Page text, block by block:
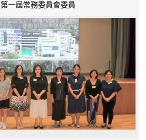
第一屆常務委員會委員